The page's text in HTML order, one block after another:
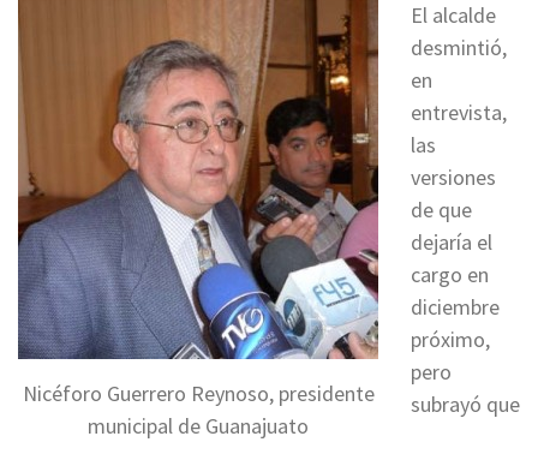
Nicéforo Guerrero Reynoso, presidente
municipal de Guanajuato
El alcalde
desmintió,
en
entrevista,
las
versiones
de que
dejaría el
cargo en
diciembre
próximo,
pero
subrayó que